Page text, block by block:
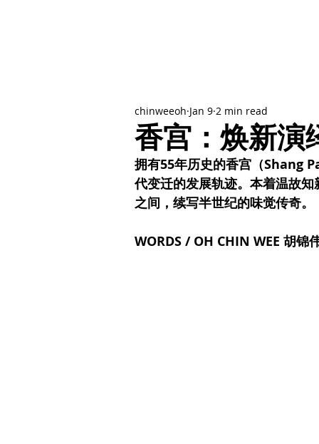
香宫：焕新演
chinweeoh Jan 9 2 min read
拥有55年历史的香宫（Shang
代变迁的发展轨迹。本着温故
之间，续写半世纪的味觉传奇。
WORDS / OH CHIN WEE 胡锦